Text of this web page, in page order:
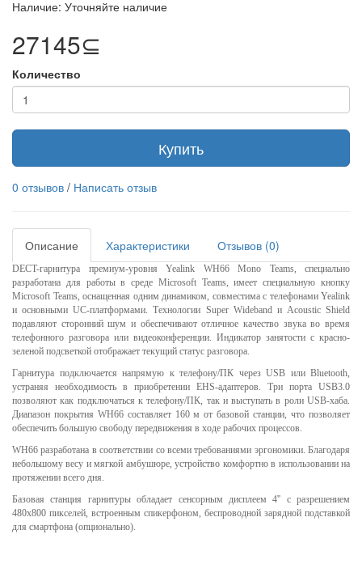
Наличие: Уточняйте наличие
27145⊆
Количество
Купить
0 отзывов / Написать отзыв
Описание Характеристики Отзывов (0)
DECT-гарнитура премиум-уровня Yealink WH66 Mono Teams, специально
разработана для работы в среде Microsoft Teams, имеет специальную кнопку
Microsoft Teams, оснащенная одним динамиком, совместима с телефонами Yealink
и основными UC-платформами. Технологии Super Wideband и Acoustic Shield
подавляют сторонний шум и обеспечивают отличное качество звука во время
телефонного разговора или видеоконференции. Индикатор занятости с красно-
зеленой подсветкой отображает текущий статус разговора.
Гарнитура подключается напрямую к телефону/ПК через USB или Bluetooth,
устраняя необходимость в приобретении EHS-адаптеров. Три порта USB3.0
позволяют как подключаться к телефону/ПК, так и выступать в роли USB-хаба.
Диапазон покрытия WH66 составляет 160 м от базовой станции, что позволяет
обеспечить большую свободу передвижения в ходе рабочих процессов.
WH66 разработана в соответствии со всеми требованиями эргономики. Благодаря
небольшому весу и мягкой амбушюре, устройство комфортно в использовании на
протяжении всего дня.
Базовая станция гарнитуры обладает сенсорным дисплеем 4'' с разрешением
480x800 пикселей, встроенным спикерфоном, беспроводной зарядной подставкой
для смартфона (опционально).